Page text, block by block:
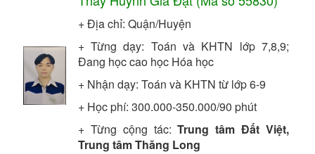
+ Địa chỉ: Quận/Huyện
+ Từng dạy: Toán và KHTN lớp 7,8,9;
Đang học cao học Hóa học
+ Nhận dạy: Toán và KHTN từ lớp 6-9
+ Học phí: 300.000-350.000/90 phút
+ Từng cộng tác:Trung tâm Đất Việt,
Trung tâm Thăng Long